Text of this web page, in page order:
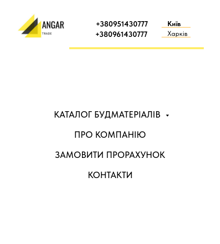
+380961430777
+380951430777
Київ
Харків
КАТАЛОГ БУДМАТЕРІАЛІВ
ПРО КОМПАНІЮ
ЗАМОВИТИ ПРОРАХУНОК
КОНТАКТИ